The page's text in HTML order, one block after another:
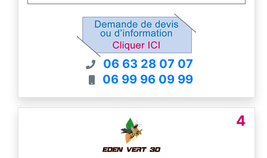
06 63 28 07 07
06 99 96 09 99
4